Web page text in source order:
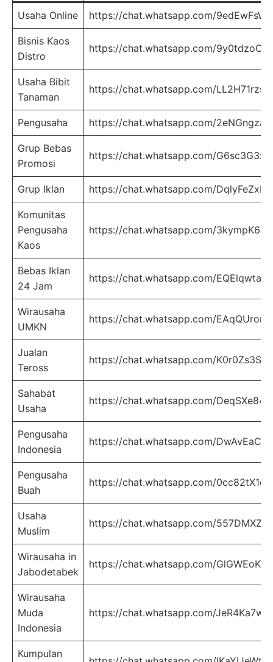
Usaha Online https://chat.whatsapp.com/
Bisnis Kaos
Distro
https://chat.whatsapp.com/
Usaha Bibit
Tanaman
https://chat.whatsapp.com/
Pengusaha https://chat.whatsapp.com/
Grup Bebas
Promosi
https://chat.whatsapp.com/
Grup Iklan https://chat.whatsapp.com/
Komunitas
Pengusaha
Kaos
https://chat.whatsapp.com/
Bebas Iklan
24 Jam
https://chat.whatsapp.com/
Wirausaha
UMKN
https://chat.whatsapp.com/
Jualan
Teross
https://chat.whatsapp.com/
Sahabat
Usaha
https://chat.whatsapp.com/
Pengusaha
Indonesia
https://chat.whatsapp.com/
Pengusaha
Buah
https://chat.whatsapp.com/
Usaha
Muslim
https://chat.whatsapp.com/
Wirausaha in
Jabodetabek
https://chat.whatsapp.com/
Wirausaha
Muda
Indonesia
https://chat.whatsapp.com/
Kumpulan